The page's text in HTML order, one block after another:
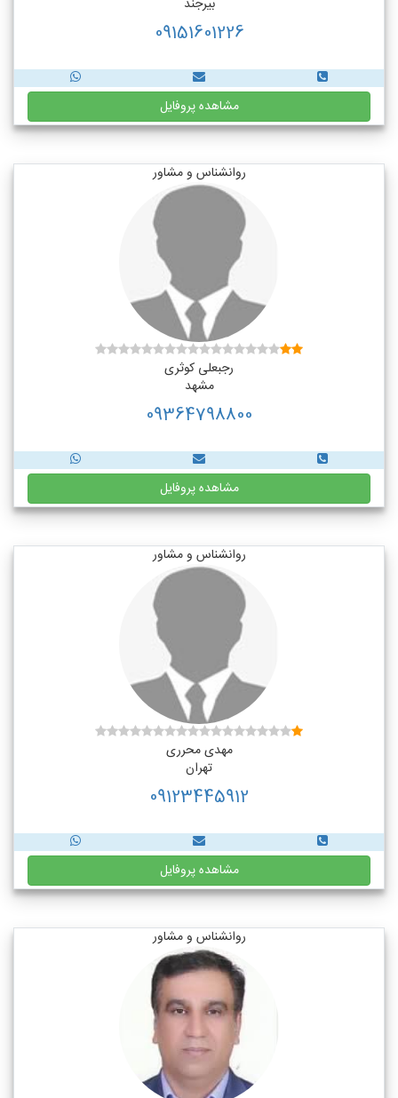
بیرجند
09151601226
مشاهده پروفایل
روانشناس و مشاور
رجبعلی کوثری
مشهد
09364798800
مشاهده پروفایل
روانشناس و مشاور
مهدی محرری
تهران
09123445912
مشاهده پروفایل
روانشناس و مشاور